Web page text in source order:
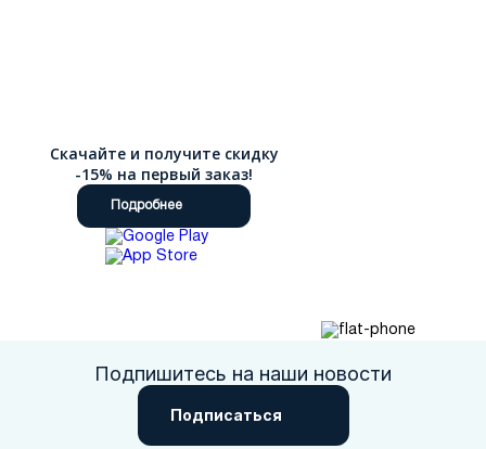
Скачайте и получите скидку
-15% на первый заказ!
Подробнее
Подпишитесь на наши новости
Подписаться